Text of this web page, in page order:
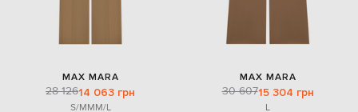
MAX MARA
28 12614 063 грн
S/MMM/L
MAX MARA
30 60715 304 грн
L